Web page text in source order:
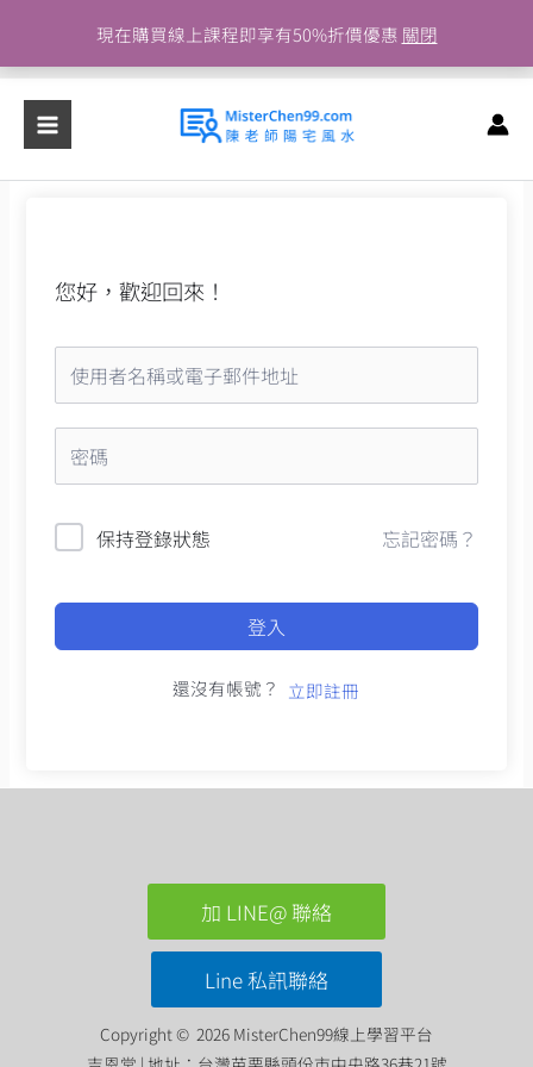
現在購買線上課程即享有50%折價優惠 關閉
主
容
您好，歡迎回來！
保持登錄狀態 忘記密碼？
登入
還沒有帳號？ 立即註冊
加 LINE@ 聯絡
Line 私訊聯絡
Copyright © 2026 MisterChen99線上學習平台